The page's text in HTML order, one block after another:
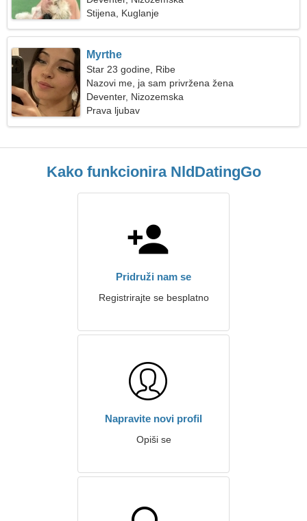
Stijena, Kuglanje
Myrthe
Star 23 godine, Ribe
Nazovi me, ja sam privržena žena
Deventer, Nizozemska
Prava ljubav
Kako funkcionira NldDatingGo
Pridruži nam se
Registrirajte se besplatno
Napravite novi profil
Opiši se